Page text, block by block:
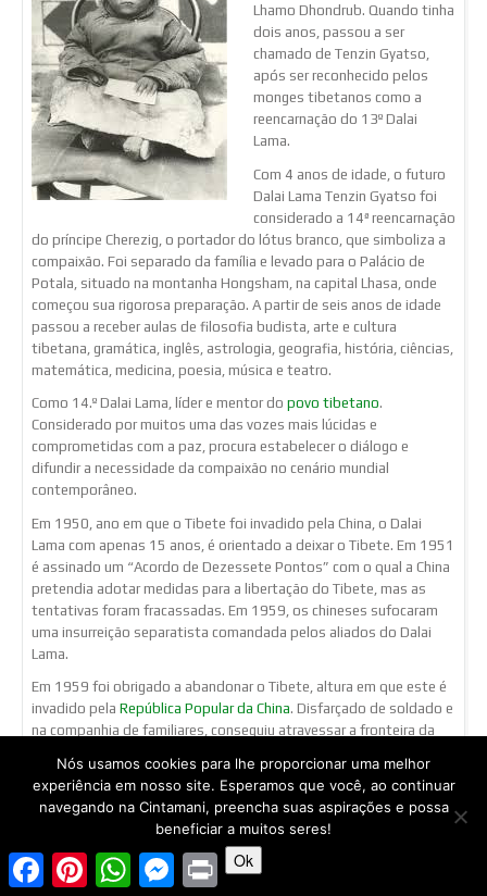
Lhamo Dhondrub. Quando tinha
dois anos, passou a ser
chamado de Tenzin Gyatso,
após ser reconhecido pelos
monges tibetanos como a
reencarnação do 13º Dalai
Lama.
Com 4 anos de idade, o futuro
Dalai Lama Tenzin Gyatso foi
considerado a 14ª reencarnação
do príncipe Cherezig, o portador do lótus branco, que simboliza a
compaixão. Foi separado da família e levado para o Palácio de
Potala, situado na montanha Hongsham, na capital Lhasa, onde
começou sua rigorosa preparação. A partir de seis anos de idade
passou a receber aulas de filosofia budista, arte e cultura
tibetana, gramática, inglês, astrologia, geografia, história, ciências,
matemática, medicina, poesia, música e teatro.
Como 14.º Dalai Lama, líder e mentor do povo tibetano.
Considerado por muitos uma das vozes mais lúcidas e
comprometidas com a paz, procura estabelecer o diálogo e
difundir a necessidade da compaixão no cenário mundial
contemporâneo.
Em 1950, ano em que o Tibete foi invadido pela China, o Dalai
Lama com apenas 15 anos, é orientado a deixar o Tibete. Em 1951
é assinado um “Acordo de Dezessete Pontos” com o qual a China
pretendia adotar medidas para a libertação do Tibete, mas as
tentativas foram fracassadas. Em 1959, os chineses sufocaram
uma insurreição separatista comandada pelos aliados do Dalai
Lama.
Em 1959 foi obrigado a abandonar o Tibete, altura em que este é
invadido pela República Popular da China. Disfarçado de soldado e
na companhia de familiares, conseguiu atravessar a fronteira da
Dharamsalaa convite do governo deJawaharlal Nehru, e aí
constituiu o governo tibetano no exílio, onde ainda permanece.
da Índia
até 1967,
FacebookPinterestWhatsAppMessenger
Print
Nós usamos cookies para lhe proporcionar uma melhor
experiência em nosso site. Esperamos que você, ao continuar
navegando na Cintamani, preencha suas aspirações e possa
beneficiar a muitos seres!
Ok